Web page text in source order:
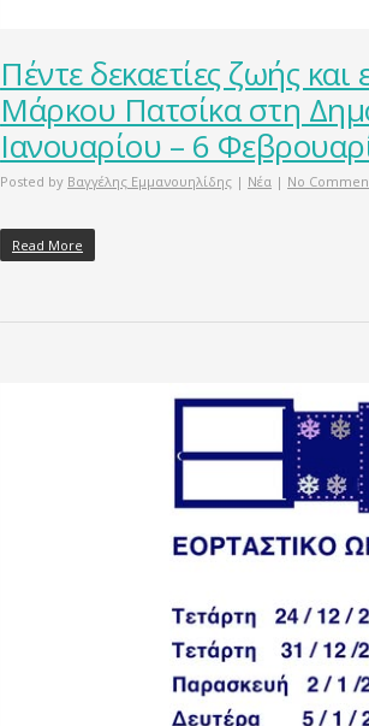
Πέντε δεκαετίες ζωής
Μάρκου Πατσίκα στη
Ιανουαρίου – 6
Posted by Βαγγέλης Εμμανουηλίδης | Νέα | No
Read More